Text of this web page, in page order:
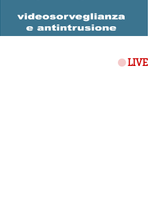
LIVE